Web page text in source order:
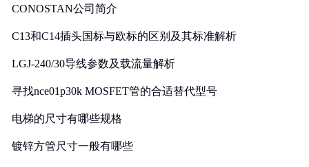
CONOSTAN公司简介
C13和C14插头国标与欧标的区别及其标准解析
LGJ-240/30导线参数及载流量解析
寻找nce01p30k MOSFET管的合适替代型号
电梯的尺寸有哪些规格
镀锌方管尺寸一般有哪些